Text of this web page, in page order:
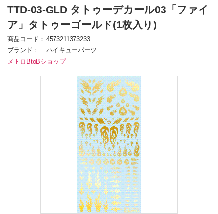
TTD-03-GLD タトゥーデカール03「ファイ
ア」タトゥーゴールド(1枚入り)
商品コード
4573211373233
ブランド
ハイキューパーツ
メトロBtoBショップ